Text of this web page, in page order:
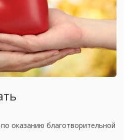
оказанию благотворительной